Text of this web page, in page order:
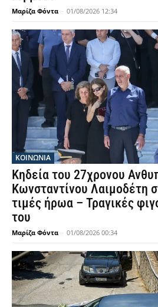
Μαρίζα Φόντα - 01/08/2026 12:34
ΚΟΙΝΩΝΙΑ
Κηδεία του 27χρονου
Κωνσταντίνου Λαιμοδέτη
τιμές ήρωα – Τραγικές
του
Μαρίζα Φόντα - 01/08/2026 00:34